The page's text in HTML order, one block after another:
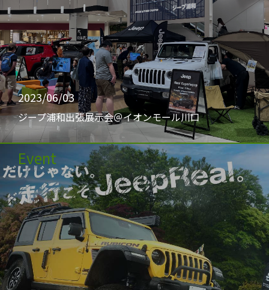
2023/06/03
ジープ浦和出張展示会＠イオンモール川口
Event